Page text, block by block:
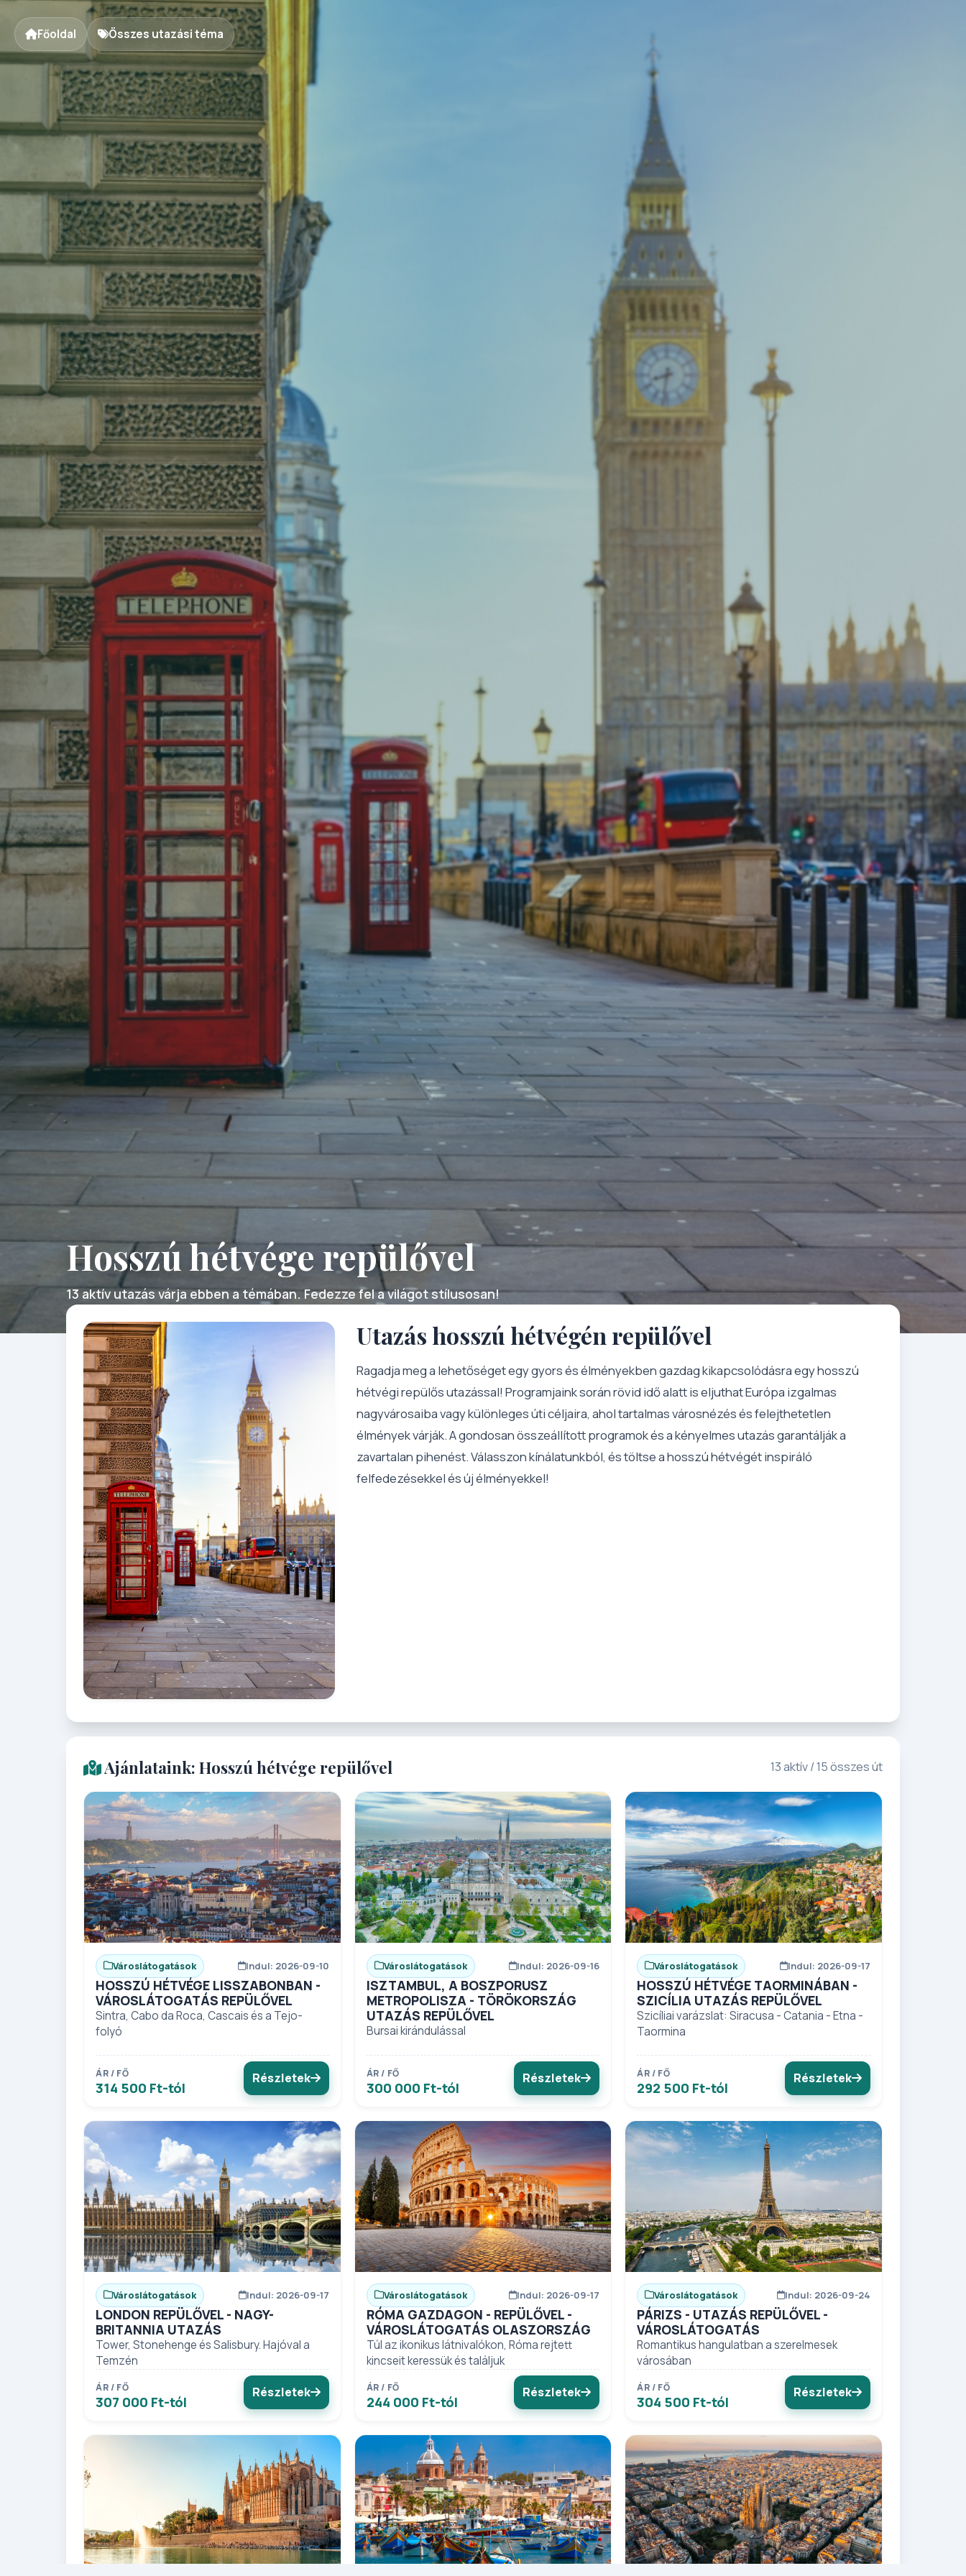
Főoldal Összes utazási téma
Hosszú hétvége repülővel
13 aktív utazás várja ebben a témában. Fedezze fel a világot stílusosan!
Utazás hosszú hétvégén repülővel
Ragadja meg a lehetőséget egy gyors és élményekben gazdag kikapcsolódásra egy hosszú
hétvégi repülős utazással! Programjaink során rövid idő alatt is eljuthat Európa izgalmas
nagyvárosaiba vagy különleges úti céljaira, ahol tartalmas városnézés és felejthetetlen
élmények várják. A gondosan összeállított programok és a kényelmes utazás garantálják a
zavartalan pihenést. Válasszon kínálatunkból, és töltse a hosszú hétvégét inspiráló
felfedezésekkel és új élményekkel!
Ajánlataink: Hosszú hétvége repülővel 13 aktív / 15 összes út
Városlátogatások Indul: 2026-09-10
HOSSZÚ HÉTVÉGE LISSZABONBAN -
VÁROSLÁTOGATÁS REPÜLŐVEL
Sintra, Cabo da Roca, Cascais és a Tejo-
folyó
ÁR / FŐ
314 500 Ft-tól
Részletek
Városlátogatások Indul: 2026-09-16
ISZTAMBUL, A BOSZPORUSZ
METROPOLISZA - TÖRÖKORSZÁG
UTAZÁS REPÜLŐVEL
Bursai kirándulással
ÁR / FŐ
300 000 Ft-tól
Részletek
Városlátogatások Indul: 2026-09-17
HOSSZÚ HÉTVÉGE TAORMINÁBAN -
SZICÍLIA UTAZÁS REPÜLŐVEL
Szicíliai varázslat: Siracusa - Catania - Etna -
Taormina
ÁR / FŐ
292 500 Ft-tól
Részletek
Városlátogatások Indul: 2026-09-17
LONDON REPÜLŐVEL - NAGY-
BRITANNIA UTAZÁS
Tower, Stonehenge és Salisbury. Hajóval a
Temzén
ÁR / FŐ
307 000 Ft-tól
Részletek
Városlátogatások Indul: 2026-09-17
RÓMA GAZDAGON - REPÜLŐVEL -
VÁROSLÁTOGATÁS OLASZORSZÁG
Túl az ikonikus látnivalókon, Róma rejtett
kincseit keressük és találjuk
ÁR / FŐ
244 000 Ft-tól
Részletek
Városlátogatások Indul: 2026-09-24
PÁRIZS - UTAZÁS REPÜLŐVEL -
VÁROSLÁTOGATÁS
Romantikus hangulatban a szerelmesek
városában
ÁR / FŐ
304 500 Ft-tól
Részletek